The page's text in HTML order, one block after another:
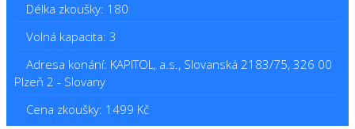
Délka zkoušky: 180
Volná kapacita: 3
Adresa konání: KAPITOL, a.s., Slovanská 2183/75, 326 00
Plzeň 2 - Slovany
Cena zkoušky: 1499 Kč